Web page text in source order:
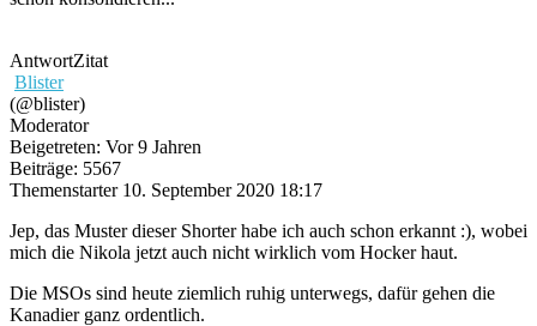
AntwortZitat
Blister
(@blister)
Moderator
Beigetreten: Vor 9 Jahren
Beiträge: 5567
Themenstarter 10. September 2020 18:17
Jep, das Muster dieser Shorter habe ich auch schon erkannt :), wobei
mich die Nikola jetzt auch nicht wirklich vom Hocker haut.
Die MSOs sind heute ziemlich ruhig unterwegs, dafür gehen die
Kanadier ganz ordentlich.